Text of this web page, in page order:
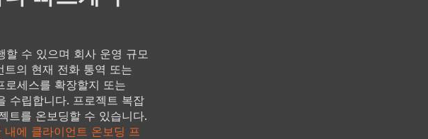
수 있으며 회사 운영 규모
의 현재 전화 통역 또는
세스를 확장할지 또는
수립합니다. 프로젝트 복잡
트를 온보딩할 수 있습니다.
에 클라이언트 온보딩 프